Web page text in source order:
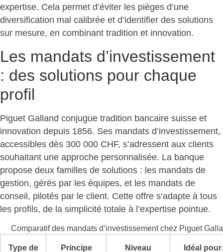
expertise. Cela permet d’éviter les pièges d’une
diversification mal calibrée et d’identifier des solutions
sur mesure, en combinant tradition et innovation.
Les mandats d’investissement
: des solutions pour chaque
profil
Piguet Galland conjugue tradition bancaire suisse et
innovation depuis 1856. Ses mandats d’investissement,
accessibles dès 300 000 CHF, s’adressent aux clients
souhaitant une approche personnalisée. La banque
propose deux familles de solutions : les mandats de
gestion, gérés par les équipes, et les mandats de
conseil, pilotés par le client. Cette offre s’adapte à tous
les profils, de la simplicité totale à l’expertise pointue.
Comparatif des mandats d’investissement chez Piguet
Type de
Principe
Niveau
Idéal